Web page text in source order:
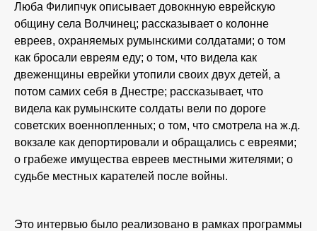
Люба Филипчук описывает довокнную еврейскую
общину села Волчинец; рассказывает о колонне
евреев, охраняемых румынскими солдатами; о том
как бросали евреям еду; о том, что видела как
двеженщины еврейки утопили своих двух детей, а
потом самих себя в Днестре; рассказывает, что
видела как румынските солдаты вели по дороге
советских военнопленных; о том, что смотрела на ж.д.
вокзале как депортировали и обращались с евреями;
о грабеже имущества евреев местными жителями; о
судьбе местных карателей после войны.
Это интервью было реализовано в рамках программы